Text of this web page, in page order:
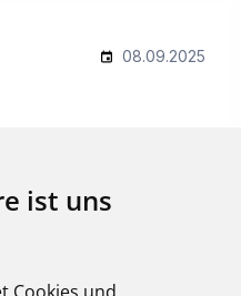
ist uns